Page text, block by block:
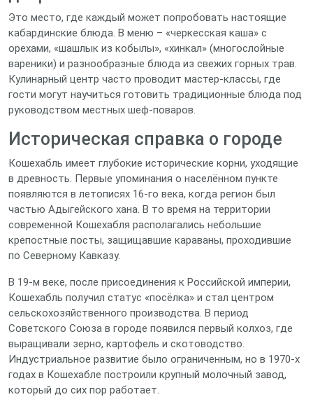
Это место, где каждый может попробовать настоящие
кабардинские блюда. В меню – «черкесская каша» с
орехами, «шашлык из кобылы», «хинкал» (многослойные
вареники) и разнообразные блюда из свежих горных трав.
Кулинарный центр часто проводит мастер‑классы, где
гости могут научиться готовить традиционные блюда под
руководством местных шеф‑поваров.
Историческая справка о городе
Кошехабль имеет глубокие исторические корни, уходящие
в древность. Первые упоминания о населённом пункте
появляются в летописях 16‑го века, когда регион был
частью Адыгейского хана. В то время на территории
современной Кошехабля располагались небольшие
крепостные посты, защищавшие караваны, проходившие
по Северному Кавказу.
В 19‑м веке, после присоединения к Российской империи,
Кошехабль получил статус «посёлка» и стал центром
сельскохозяйственного производства. В период
Советского Союза в городе появился первый колхоз, где
выращивали зерно, картофель и скотоводство.
Индустриальное развитие было ограниченным, но в 1970‑х
годах в Кошехабле построили крупный молочный завод,
который до сих пор работает.